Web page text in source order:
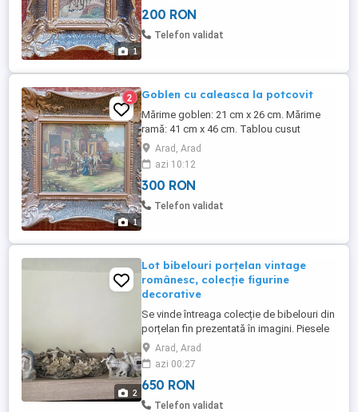
1
200 RON
Telefon validat
1
2 Goblen cu caleasca la potcovit
Mărime goblen: 21 cm x 26 cm. Mărime
ramă: 41 cm x 46 cm. Tablou cusut
manual, punct mic.
Arad, Arad
azi 10:12
300 RON
Telefon validat
2
Lot bibelouri porțelan vintage
românesc, colecție figurine
decorative
Se vinde întreaga colecție de bibelouri din
porțelan fin prezentată în imagini. Piesele
sunt obiecte decorative vintage autentice,
ideale pentru colecționari, decor retro
rustic sau completarea unei colecții de
epocă. Setul cuprinde o varietate de
figurine elegante, realizate cu detalii
Arad, Arad
azi 00:27
650 RON
Telefon validat